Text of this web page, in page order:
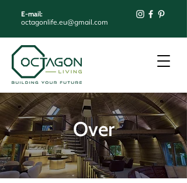
E-mail:
octagonlife.eu@gmail.com
Over